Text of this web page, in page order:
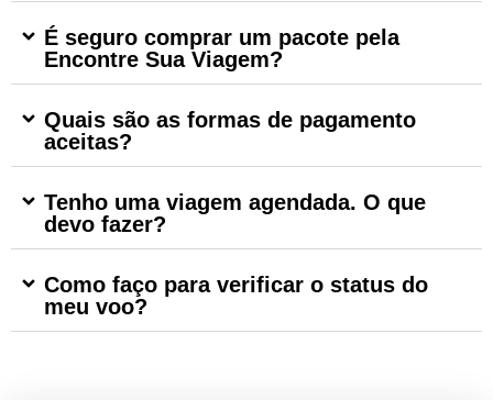
É seguro comprar um pacote pela
Encontre Sua Viagem?
Quais são as formas de pagamento
aceitas?
Tenho uma viagem agendada. O que
devo fazer?
Como faço para verificar o status do
meu voo?